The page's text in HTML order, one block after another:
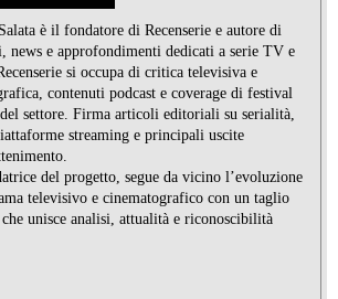
è il fondatore di Recenserie e autore di
news e approfondimenti dedicati a serie TV e
si occupa di critica televisiva e
contenuti podcast e coverage di festival
settore. Firma articoli editoriali su serialità,
streaming e principali uscite
del progetto, segue da vicino l’evoluzione
televisivo e cinematografico con un taglio
unisce analisi, attualità e riconoscibilità